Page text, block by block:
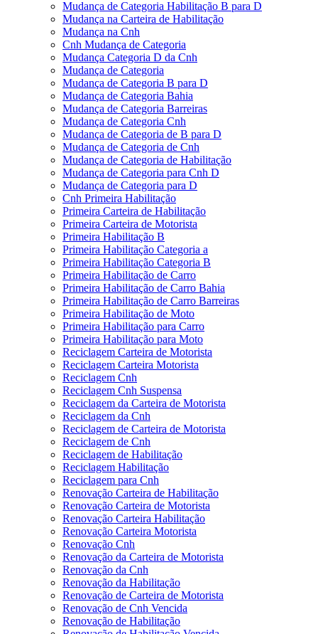
Mudança de Categoria Habilitação B para D
Mudança na Carteira de Habilitação
Mudança na Cnh
Cnh Mudança de Categoria
Mudança Categoria D da Cnh
Mudança de Categoria
Mudança de Categoria B para D
Mudança de Categoria Bahia
Mudança de Categoria Barreiras
Mudança de Categoria Cnh
Mudança de Categoria de B para D
Mudança de Categoria de Cnh
Mudança de Categoria de Habilitação
Mudança de Categoria para Cnh D
Mudança de Categoria para D
Cnh Primeira Habilitação
Primeira Carteira de Habilitação
Primeira Carteira de Motorista
Primeira Habilitação B
Primeira Habilitação Categoria a
Primeira Habilitação Categoria B
Primeira Habilitação de Carro
Primeira Habilitação de Carro Bahia
Primeira Habilitação de Carro Barreiras
Primeira Habilitação de Moto
Primeira Habilitação para Carro
Primeira Habilitação para Moto
Reciclagem Carteira de Motorista
Reciclagem Carteira Motorista
Reciclagem Cnh
Reciclagem Cnh Suspensa
Reciclagem da Carteira de Motorista
Reciclagem da Cnh
Reciclagem de Carteira de Motorista
Reciclagem de Cnh
Reciclagem de Habilitação
Reciclagem Habilitação
Reciclagem para Cnh
Renovação Carteira de Habilitação
Renovação Carteira de Motorista
Renovação Carteira Habilitação
Renovação Carteira Motorista
Renovação Cnh
Renovação da Carteira de Motorista
Renovação da Cnh
Renovação da Habilitação
Renovação de Carteira de Motorista
Renovação de Cnh Vencida
Renovação de Habilitação